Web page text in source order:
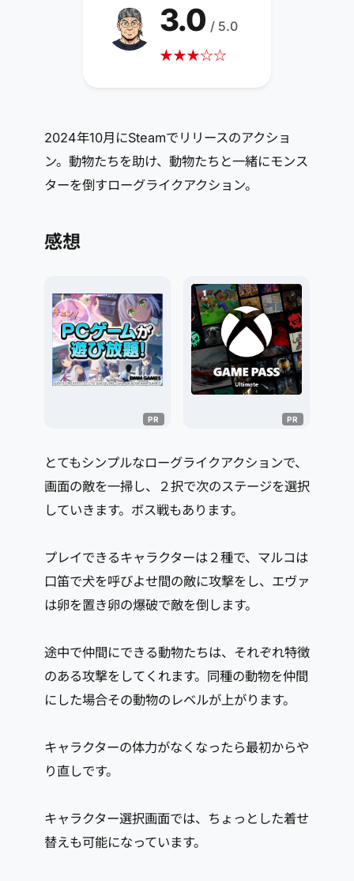
★★★☆☆
3.0 / 5.0
2024年10月にSteamでリリースのアクショ
ン。動物たちを助け、動物たちと一緒にモンス
ターを倒すローグライクアクション。
感想
とてもシンプルなローグライクアクションで、
画面の敵を一掃し、２択で次のステージを選択
していきます。ボス戦もあります。
プレイできるキャラクターは２種で、マルコは
口笛で犬を呼びよせ間の敵に攻撃をし、エヴァ
は卵を置き卵の爆破で敵を倒します。
途中で仲間にできる動物たちは、それぞれ特徴
のある攻撃をしてくれます。同種の動物を仲間
にした場合その動物のレベルが上がります。
キャラクターの体力がなくなったら最初からや
り直しです。
キャラクター選択画面では、ちょっとした着せ
替えも可能になっています。